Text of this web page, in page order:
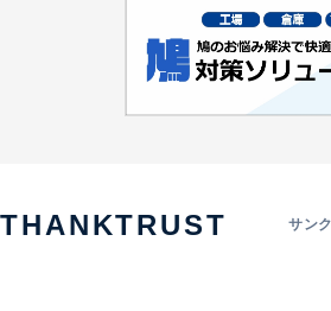
THANKTRUST サン